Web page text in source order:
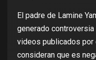
El padre de Lamine
generado
videos publicados por
consideran que es